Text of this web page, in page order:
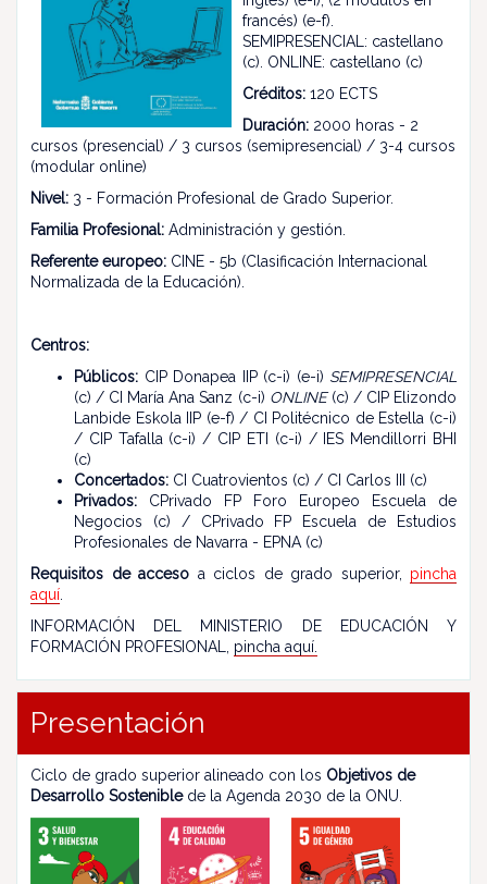
francés) (e-f).
SEMIPRESENCIAL: castellano
(c). ONLINE: castellano (c)
Créditos: 120 ECTS
Duración: 2000 horas - 2
cursos (presencial) / 3 cursos (semipresencial) / 3-4 cursos
(modular online)
Nivel: 3 - Formación Profesional de Grado Superior.
Familia Profesional: Administración y gestión.
Referente europeo: CINE - 5b (Clasificación Internacional
Normalizada de la Educación).
Centros:
Públicos: CIP Donapea IIP (c-i) (e-i) SEMIPRESENCIAL
(c) / CI María Ana Sanz (c-i) ONLINE(c) / CIP Elizondo
Lanbide Eskola IIP (e-f) / CI Politécnico de Estella (c-i)
/ CIP Tafalla (c-i) / CIP ETI (c-i) / IES Mendillorri BHI
(c)
Concertados: CI Cuatrovientos (c) / CI Carlos III (c)
Privados: CPrivado FP Foro Europeo Escuela de
Negocios (c) / CPrivado FP Escuela de Estudios
Profesionales de Navarra - EPNA (c)
Requisitos de acceso a ciclos de grado superior, pincha
aquí
INFORMACIÓN DEL MINISTERIO DE EDUCACIÓN Y
FORMACIÓN PROFESIONAL, pincha aquí.
Presentación
Ciclo de grado superior alineado con los Objetivos de
Desarrollo Sosteniblede la Agenda 2030 de la ONU.